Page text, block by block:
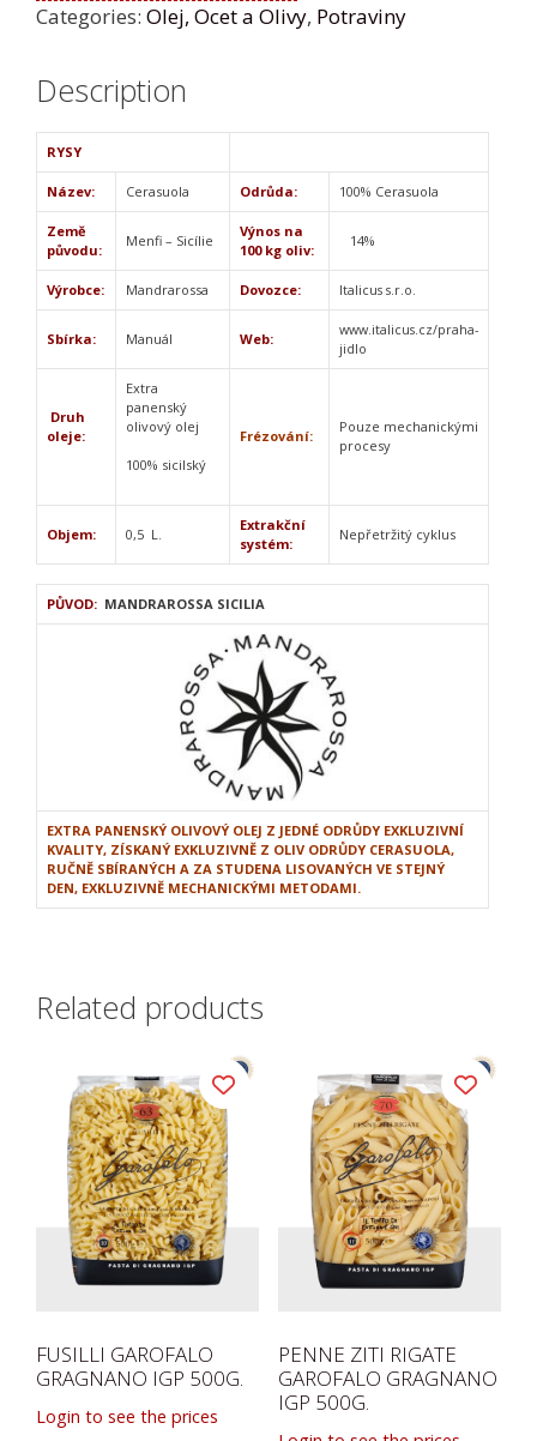
Categories: Olej, Ocet a Olivy, Potraviny
Description
RYSY
Název: Cerasuola Odrůda: 100% Cerasuola
Země
původu:
Menfi – Sicílie
Výnos na
100 kg oliv:
14%
Výrobce: Mandrarossa Dovozce: Italicus s.r.o.
Sbírka: Manuál Web:
www.italicus.cz/praha-
jidlo
Druh
oleje:
Extra
panenský
olivový olej
100% sicilský
Frézování:
Pouze mechanickými
procesy
Objem: 0,5 L.
Extrakční
systém:
Nepřetržitý cyklus
PŮVOD: MANDRAROSSA SICILIA
EXTRA PANENSKÝ OLIVOVÝ OLEJ Z JEDNÉ ODRŮDY EXKLUZIVNÍ
KVALITY, ZÍSKANÝ EXKLUZIVNĚ Z OLIV ODRŮDY CERASUOLA,
RUČNĚ SBÍRANÝCH A ZA STUDENA LISOVANÝCH VE STEJNÝ
DEN, EXKLUZIVNĚ MECHANICKÝMI METODAMI.
Related products
FUSILLI GAROFALO
GRAGNANO IGP 500G.
Login to see the prices
PENNE ZITI RIGATE
GAROFALO GRAGNANO
IGP 500G.